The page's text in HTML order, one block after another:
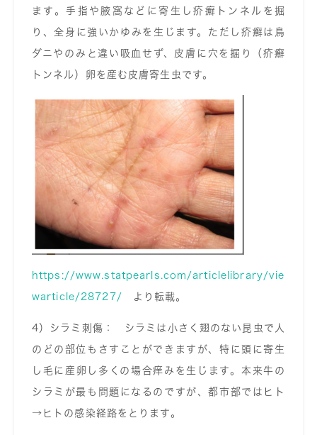
ます。手指や腋窩などに寄生し疥癬トンネルを掘
り、全身に強いかゆみを生じます。ただし疥癬は鳥
ダニやのみと違い吸血せず、皮膚に穴を掘り（疥癬
トンネル）卵を産む皮膚寄生虫です。
https://www.statpearls.com/articlelibrary/vie
warticle/28727/ より転載。
4）シラミ刺傷： シラミは小さく翅のない昆虫で人
のどの部位もさすことができますが、特に頭に寄生
し毛に産卵し多くの場合痒みを生じます。本来牛の
シラミが最も問題になるのですが、都市部ではヒト
→ヒトの感染経路をとります。